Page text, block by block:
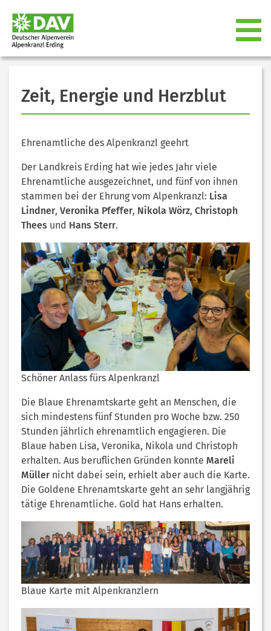
Zeit, Energie und Herzblut
Ehrenamtliche des Alpenkranzl geehrt
Der Landkreis Erding hat wie jedes Jahr viele
Ehrenamtliche ausgezeichnet, und fünf von ihnen
stammen bei der Ehrung vom Alpenkranzl: Lisa
Lindner, Veronika Pfeffer, Nikola Wörz, Christoph
Thees und Hans Sterr.
Schöner Anlass fürs Alpenkranzl
Die Blaue Ehrenamtskarte geht an Menschen, die
sich mindestens fünf Stunden pro Woche bzw. 250
Stunden jährlich ehrenamtlich engagieren. Die
Blaue haben Lisa, Veronika, Nikola und Christoph
erhalten. Aus beruflichen Gründen konnte Mareli
Müllernicht dabei sein, erhielt aber auch die Karte.
Die Goldene Ehrenamtskarte geht an sehr langjährig
tätige Ehrenamtliche. Gold hat Hans erhalten.
Blaue Karte mit Alpenkranzlern